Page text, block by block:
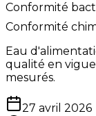
Conformité
Conformité
Eau
qualité en
mesurés.
27 avril 2026